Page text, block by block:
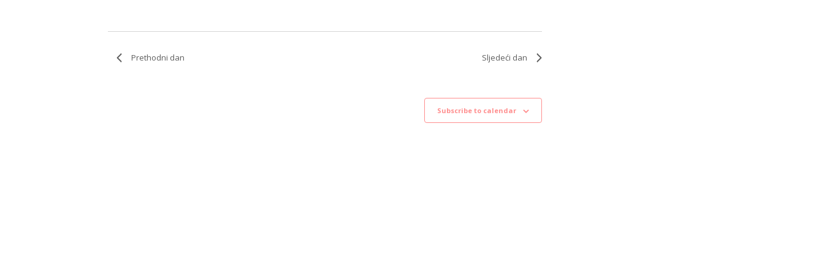
Prethodni dan Sljedeći dan
Subscribe to calendar